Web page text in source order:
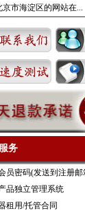
京市海淀区的网站在...
务
员密码(发送到注册邮
品独立管理系统
租用/托管合同